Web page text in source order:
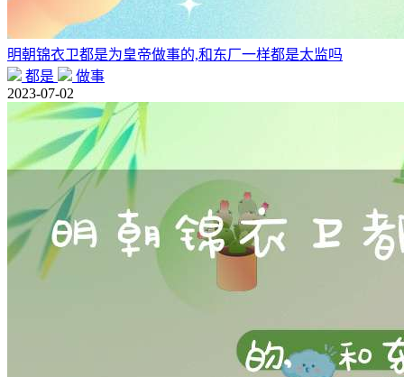
明朝锦衣卫都是为皇帝做事的,和东厂一样都是太监吗
都是
做事
2023-07-02